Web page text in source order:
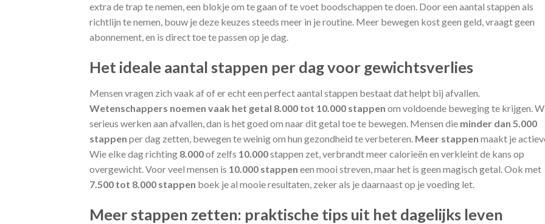
extra de trap te nemen, een blokje om te gaan of te voet boodschappen te doen. Door een aantal stappen als
richtlijn te nemen, bouw je deze keuzes steeds meer in je routine. Meer bewegen kost geen geld, vraagt geen
abonnement, en is direct toe te passen op je dag.
Het ideale aantal stappen per dag voor gewichtsverlies
Mensen vragen zich vaak af of er echt een perfect aantal stappen bestaat dat helpt bij afvallen.
Wetenschappers noemen vaak het getal 8.000 tot 10.000 stappen om voldoende beweging te krijgen.
serieus werken aan afvallen, dan is het goed om naar dit getal toe te bewegen. Mensen die minder dan 5.000
stappen per dag zetten, bewegen te weinig om hun gezondheid te verbeteren. Meer stappen maakt je
Wie elke dag richting 8.000of zelfs 10.000stappen zet, verbrandt meer calorieën en verkleint de kans op
overgewicht. Voor veel mensen is 10.000 stappen een mooi streven, maar het is geen magisch getal. Ook met
7.500 tot 8.000 stappen boek je al mooie resultaten, zeker als je daarnaast op je voeding let.
Meer stappen zetten: praktische tips uit het dagelijks leven